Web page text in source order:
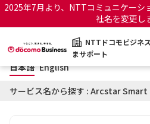
2025年7月より、NTTコミュニケー
社名を変更し
NTTドコモビジネ
まサポート
NTTドコモビジネスお客さまサ
サポートトップ
日本語 English
サービス名から探す : Arcstar Smart